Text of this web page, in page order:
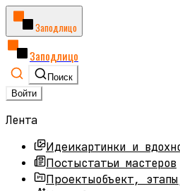
Заподлицо
Заподлицо
Поиск
Войти
Лента
Идеикартинки и
Постыстатьи мастеров
Проектыобъект,